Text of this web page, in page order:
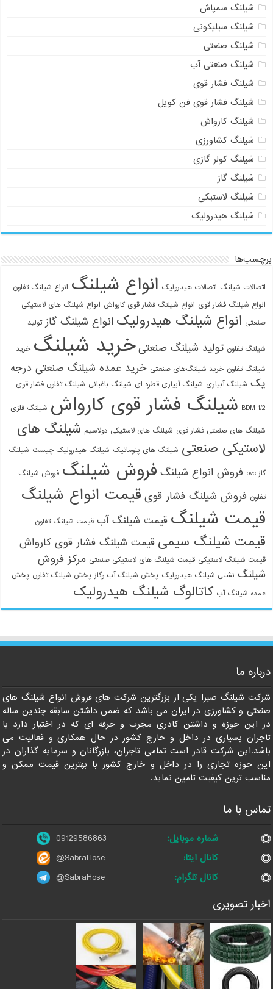
شیلنگ سمپاش
شیلنگ سیلیکونی
شیلنگ صنعتی
شیلنگ صنعتی آب
شیلنگ فشار قوی
شیلنگ فشار قوی فن کویل
شیلنگ کارواش
شیلنگ کشاورزی
شیلنگ کولر گازی
شیلنگ گاز
شیلنگ لاستیکی
شیلنگ هیدرولیک
برچسب‌ها
اتصالات شیلنگ اتصالات هیدرولیک انواع شیلنگ انواع شیلنگ تفلون
انواع شیلنگ فشار قوی انواع شیلنگ فشار قوی کارواش انواع شیلنگ های لاستیکی
صنعتی انواع شیلنگ هیدرولیک انواع شیلنگ گاز تولید
شیلنگ تفلون تولید شیلنگ صنعتی خرید شیلنگ خرید
شیلنگ تفلون خرید شیلنگ‌های صنعتی خرید عمده شیلنگ صنعتی درجه
یک شیلنگ آبیاری شیلنگ آبیاری قطره ای شیلنگ باغبانی شیلنگ تفلون فشار قوی
1/2 BDM شیلنگ فشار قوی کارواش شیلنگ فلزی
شیلنگ های صنعتی فشار قوی شیلنگ های لاستیکی دولاسیم شیلنگ های
لاستیکی صنعتی شیلنگ های پنوماتیک شیلنگ هیدرولیک چیست شیلنگ
گاز pvc فروش انواع شیلنگ فروش شیلنگ فروش شیلنگ
تفلون فروش شیلنگ فشار قوی قیمت انواع شیلنگ
قیمت شیلنگ قیمت شیلنگ آب قیمت شیلنگ تفلون
قیمت شیلنگ سیمی قیمت شیلنگ فشار قوی کارواش
قیمت شیلنگ لاستیکی قیمت شیلنگ های لاستیکی صنعتی مرکز فروش
شیلنگ نشتی شیلنگ هیدرولیک پخش شیلنگ آب وگاز پخش شیلنگ تفلون پخش
عمده شیلنگ آب کاتالوگ شیلنگ هیدرولیک
درباره ما
شرکت شیلنگ صبرا یکی از بزرگترین شرکت های فروش انواع شیلنگ های
صنعتی و کشاورزی در ایران می باشد که ضمن داشتن سابقه چندین ساله
در این حوزه و داشتن کادری مجرب و حرفه ای که در اختیار دارد با
تاجران بسیاری در داخل و خارج کشور در حال همکاری و فعالیت می
باشد.این شرکت قادر است تمامی تاجران، بازرگانان و سرمایه گذاران در
این حوزه تجاری را در داخل و خارج کشور با بهترین قیمت ممکن و
مناسب ترین کیفیت تامین نماید.
تماس با ما
شماره موبایل:
09129586863
کانال ایتا:
@SabraHose
کانال تلگرام:
@SabraHose
اخبار تصویری